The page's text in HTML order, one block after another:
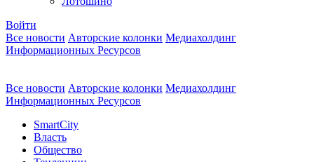
Войти
Все новости Авторские колонки Медиахолдинг
Информационных Ресурсов
Все новости Авторские колонки Медиахолдинг
Информационных Ресурсов
SmartCity
Власть
Общество